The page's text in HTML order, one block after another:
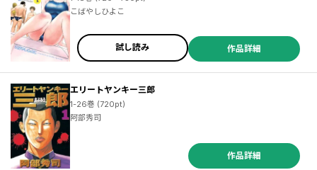
こばやしひよこ
試し読み 作品詳細
エリートヤンキー三郎
1-26巻 (720pt)
阿部秀司
作品詳細